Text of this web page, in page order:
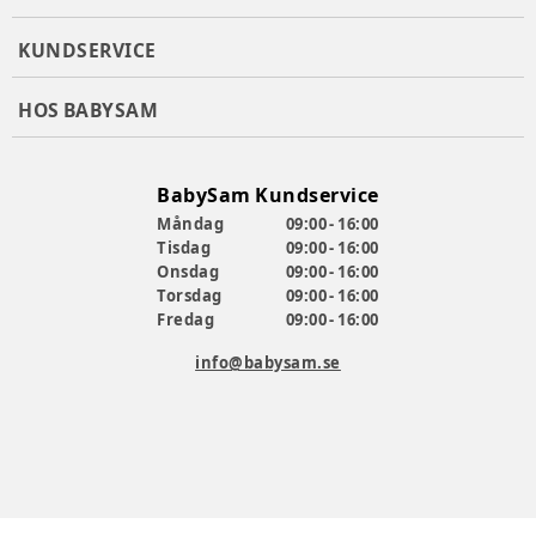
Detaljer i massiv ek
Torkas av med en fuktig trasa
Sängens mått L: 126,4 x B: 66 x H: 90 cm.
Madrassens mått L: 120 x B: 60 cm. (tillval)
Modern och tidlös materialkombination
Uppfyller säkerhetskraven i DS/EN 716-1:2017+AC:2019
Ytbehandlad med en stark lack.
Lacken är godkänd enligt EN71-3:2019
Se manualen här:
KUNDSERVICE
HOS BABYSAM
BabySam Kundservice
Måndag
09:00 - 16:00
Tisdag
09:00 - 16:00
Onsdag
09:00 - 16:00
Torsdag
09:00 - 16:00
Fredag
09:00 - 16:00
info@babysam.se